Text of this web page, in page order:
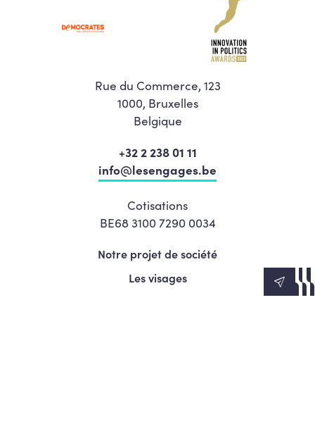
Rue du Commerce, 123
1000, Bruxelles
Belgique
+32 2 238 01 11
info@lesengages.be
Cotisations
BE68 3100 7290 0034
Notre projet de société
Les visages